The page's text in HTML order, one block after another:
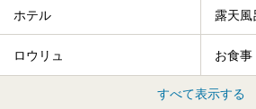
ホテル 露天風
ロウリュ お食事
すべて表示する